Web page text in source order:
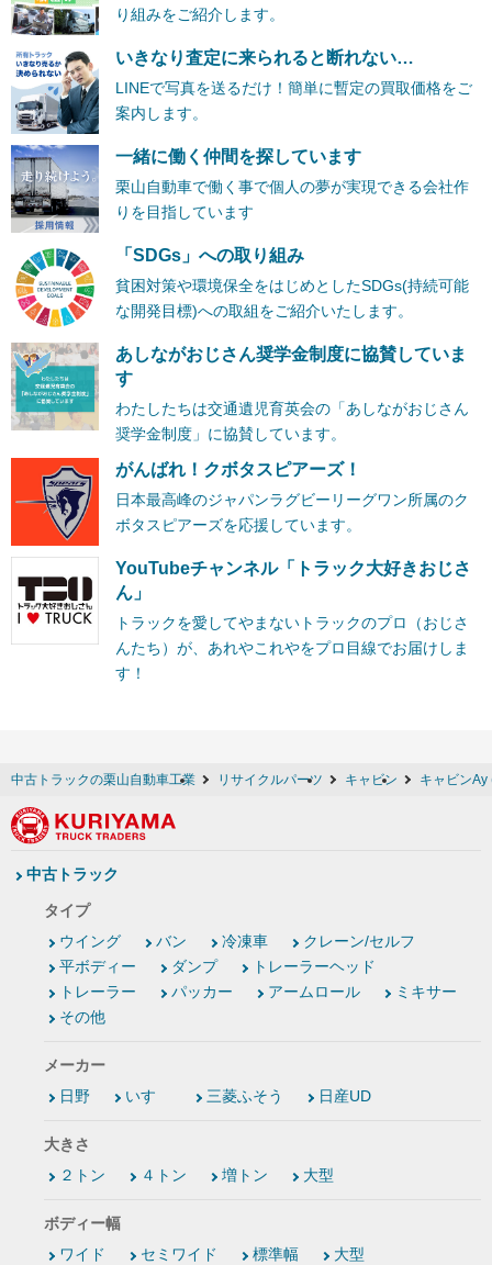
り組みをご紹介します。
いきなり査定に来られると断れない…
LINEで写真を送るだけ！簡単に暫定の買取価格をご
案内します。
一緒に働く仲間を探しています
栗山自動車で働く事で個人の夢が実現できる会社作
りを目指しています
「SDGs」への取り組み
貧困対策や環境保全をはじめとしたSDGs(持続可能
な開発目標)への取組をご紹介いたします。
あしながおじさん奨学金制度に協賛していま
す
わたしたちは交通遺児育英会の「あしながおじさん
奨学金制度」に協賛しています。
がんばれ！クボタスピアーズ！
日本最高峰のジャパンラグビーリーグワン所属のク
ボタスピアーズを応援しています。
YouTubeチャンネル「トラック大好きおじさ
ん」
トラックを愛してやまないトラックのプロ（おじさ
んたち）が、あれやこれやをプロ目線でお届けしま
す！
中古トラックの栗山自動車工業 リサイクルパーツ キャビン キャビンAy
中古トラック
タイプ
ウイング
バン 冷凍車
クレーン/セルフ
平ボディー
ダンプ
トレーラーヘッド
トレーラー
パッカー アームロール
ミキサー
その他
メーカー
日野
いすゞ 三菱ふそう 日産UD
大きさ
２トン
４トン 増トン 大型
ボディー幅
ワイド
セミワイド 標準幅 大型